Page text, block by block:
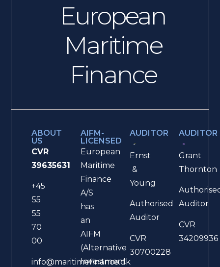
European
Maritime
Finance
ABOUT
US
CVR
39635631
+45
55
55
70
00
info@maritimefinance.dk
AIFM-
LICENSED
European
Maritime
Finance
A/S
has
an
AIFM
(Alternative
Investment
AUDITOR
Ernst
&
Young
Authorised
Auditor
CVR
30700228
AUDITOR
Grant
Thornton
Auditor
CVR
34209936